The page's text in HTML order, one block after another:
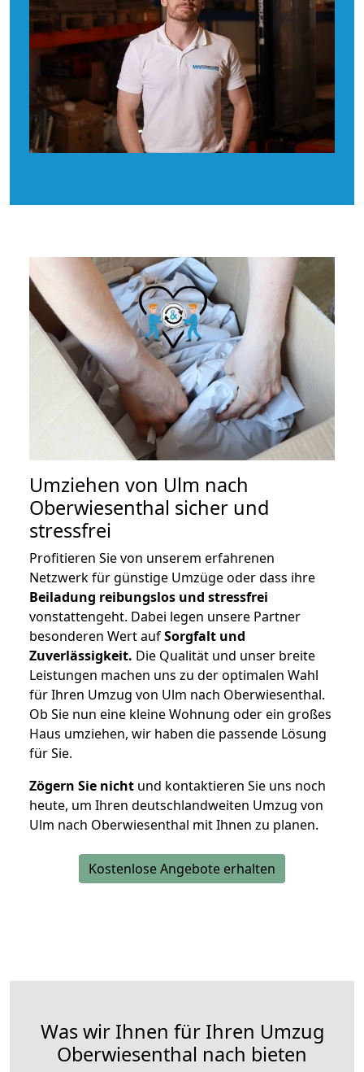
Umziehen von Ulm nach
Oberwiesenthal sicher und
stressfrei
Profitieren Sie von unserem erfahrenen
Netzwerk für günstige Umzüge oder dass ihre
Beiladung reibungslos und stressfrei
vonstattengeht. Dabei legen unsere Partner
besonderen Wert aufSorgfalt und
Zuverlässigkeit. Die Qualität und unser breite
Leistungen machen uns zu der optimalen Wahl
für Ihren Umzug von Ulm nach Oberwiesenthal.
Ob Sie nun eine kleine Wohnung oder ein großes
Haus umziehen, wir haben die passende Lösung
für Sie.
Zögern Sie nicht und kontaktieren Sie uns noch
heute, um Ihren deutschlandweiten Umzug von
Ulm nach Oberwiesenthal mit Ihnen zu planen.
Kostenlose Angebote erhalten
Was wir Ihnen für Ihren Umzug
Oberwiesenthal nach bieten